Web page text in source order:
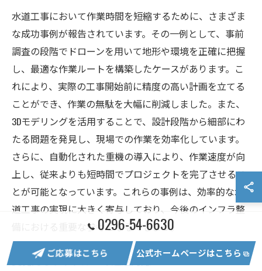
水道工事において作業時間を短縮するために、さまざま
な成功事例が報告されています。その一例として、事前
調査の段階でドローンを用いて地形や環境を正確に把握
し、最適な作業ルートを構築したケースがあります。こ
れにより、実際の工事開始前に精度の高い計画を立てる
ことができ、作業の無駄を大幅に削減しました。また、
3Dモデリングを活用することで、設計段階から細部にわ
たる問題を発見し、現場での作業を効率化しています。
さらに、自動化された重機の導入により、作業速度が向
上し、従来よりも短時間でプロジェクトを完了させるこ
とが可能となっています。これらの事例は、効率的な水
道工事の実現に大きく寄与しており、今後のインフラ整
備における重要な参考となるでしょう。
突発的なトラブルへの迅速対応
0296-54-6630
ご応募はこちら 公式ホームページはこちら